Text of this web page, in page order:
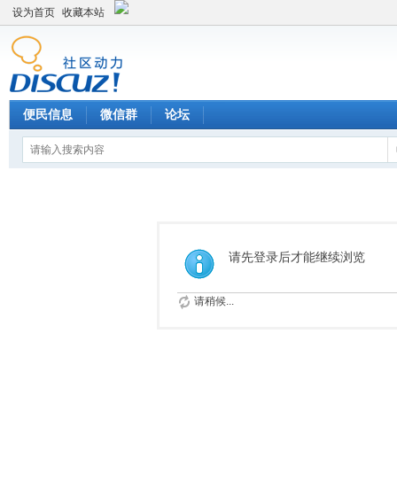
设为首页 收藏本站
便民信息 微信群 论坛
请先登录后才能继续浏览
请稍候...